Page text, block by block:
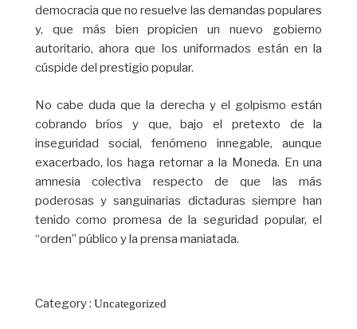
democracia que no resuelve las demandas populares
y, que más bien propicien un nuevo gobierno
autoritario, ahora que los uniformados están en la
cúspide del prestigio popular.
No cabe duda que la derecha y el golpismo están
cobrando bríos y que, bajo el pretexto de la
inseguridad social, fenómeno innegable, aunque
exacerbado, los haga retornar a la Moneda. En una
amnesia colectiva respecto de que las más
poderosas y sanguinarias dictaduras siempre han
tenido como promesa de la seguridad popular, el
“orden” público y la prensa maniatada.
Category : Uncategorized